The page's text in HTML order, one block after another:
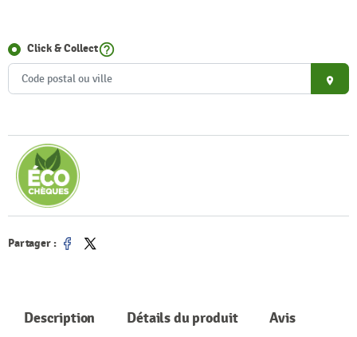
Click & Collecthelp_outline
place
Partager :
Partager
Tweet
Description Détails du produit Avis